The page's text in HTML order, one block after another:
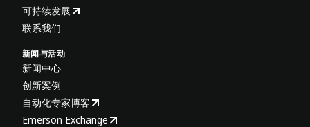
可持续发展
联系我们
新闻与活动
新闻中心
创新案例
自动化专家博客
Emerson Exchange